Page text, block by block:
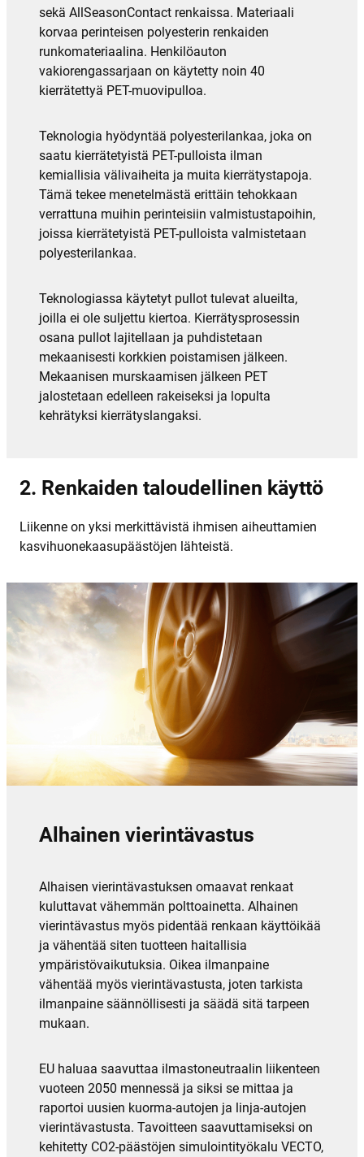
sekä AllSeasonContact renkaissa. Materiaali
korvaa perinteisen polyesterin renkaiden
runkomateriaalina. Henkilöauton
vakiorengassarjaan on käytetty noin 40
kierrätettyä PET-muovipulloa.
Teknologia hyödyntää polyesterilankaa, joka on
saatu kierrätetyistä PET-pulloista ilman
kemiallisia välivaiheita ja muita kierrätystapoja.
Tämä tekee menetelmästä erittäin tehokkaan
verrattuna muihin perinteisiin valmistustapoihin,
joissa kierrätetyistä PET-pulloista valmistetaan
polyesterilankaa.
Teknologiassa käytetyt pullot tulevat alueilta,
joilla ei ole suljettu kiertoa. Kierrätysprosessin
osana pullot lajitellaan ja puhdistetaan
mekaanisesti korkkien poistamisen jälkeen.
Mekaanisen murskaamisen jälkeen PET
jalostetaan edelleen rakeiseksi ja lopulta
kehrätyksi kierrätyslangaksi.
2. Renkaiden taloudellinen käyttö
Liikenne on yksi merkittävistä ihmisen aiheuttamien
kasvihuonekaasupäästöjen lähteistä.
Alhainen vierintävastus
Alhaisen vierintävastuksen omaavat renkaat
kuluttavat vähemmän polttoainetta. Alhainen
vierintävastus myös pidentää renkaan käyttöikää
ja vähentää siten tuotteen haitallisia
ympäristövaikutuksia. Oikea ilmanpaine
vähentää myös vierintävastusta, joten tarkista
ilmanpaine säännöllisesti ja säädä sitä tarpeen
mukaan.
EU haluaa saavuttaa ilmastoneutraalin liikenteen
vuoteen 2050 mennessä ja siksi se mittaa ja
raportoi uusien kuorma-autojen ja linja-autojen
vierintävastusta. Tavoitteen saavuttamiseksi on
kehitetty CO2-päästöjen simulointityökalu VECTO,